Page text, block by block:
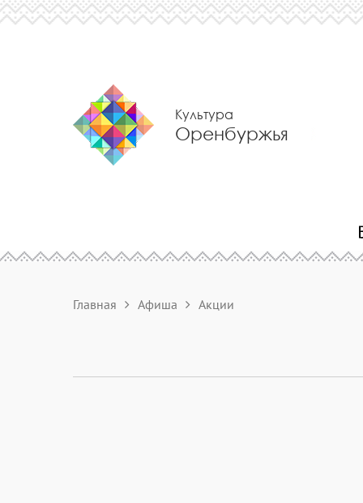
Культура
Оренбуржья
Главная Афиша Акции